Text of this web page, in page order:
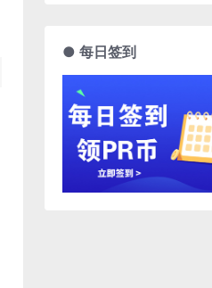
● 每日签到